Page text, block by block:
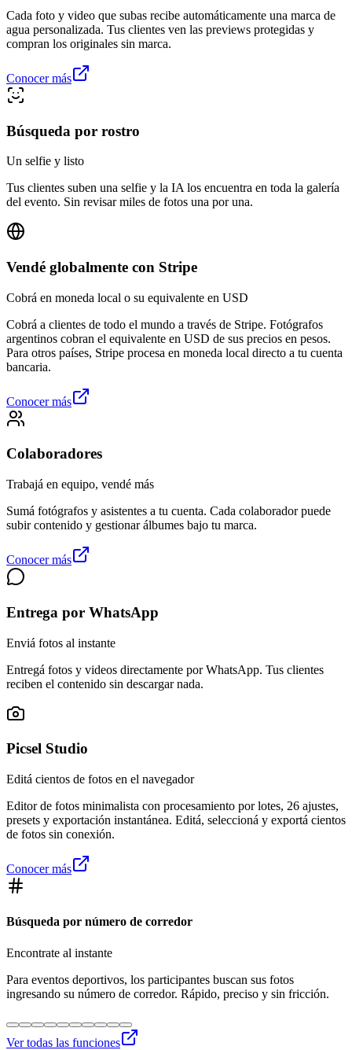
Cada foto y video que subas recibe automáticamente una marca de
agua personalizada. Tus clientes ven las previews protegidas y
compran los originales sin marca.
Conocer más
Búsqueda por rostro
Un selfie y listo
Tus clientes suben una selfie y la IA los encuentra en toda la galería
del evento. Sin revisar miles de fotos una por una.
Vendé globalmente con Stripe
Cobrá en moneda local o su equivalente en USD
Cobrá a clientes de todo el mundo a través de Stripe. Fotógrafos
argentinos cobran el equivalente en USD de sus precios en pesos.
Para otros países, Stripe procesa en moneda local directo a tu cuenta
bancaria.
Conocer más
Colaboradores
Trabajá en equipo, vendé más
Sumá fotógrafos y asistentes a tu cuenta. Cada colaborador puede
subir contenido y gestionar álbumes bajo tu marca.
Conocer más
Entrega por WhatsApp
Enviá fotos al instante
Entregá fotos y videos directamente por WhatsApp. Tus clientes
reciben el contenido sin descargar nada.
Picsel Studio
Editá cientos de fotos en el navegador
Editor de fotos minimalista con procesamiento por lotes, 26 ajustes,
presets y exportación instantánea. Editá, seleccioná y exportá cientos
de fotos sin conexión.
Conocer más
Búsqueda por número de corredor
Encontrate al instante
Para eventos deportivos, los participantes buscan sus fotos
ingresando su número de corredor. Rápido, preciso y sin fricción.
Ver todas las funciones